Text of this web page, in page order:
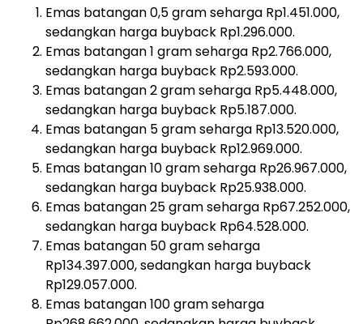
Emas batangan 0,5 gram seharga Rp1.451.000,
sedangkan harga buyback Rp1.296.000.
Emas batangan 1 gram seharga Rp2.766.000,
sedangkan harga buyback Rp2.593.000.
Emas batangan 2 gram seharga Rp5.448.000,
sedangkan harga buyback Rp5.187.000.
Emas batangan 5 gram seharga Rp13.520.000,
sedangkan harga buyback Rp12.969.000.
Emas batangan 10 gram seharga Rp26.967.000,
sedangkan harga buyback Rp25.938.000.
Emas batangan 25 gram seharga Rp67.252.000,
sedangkan harga buyback Rp64.528.000.
Emas batangan 50 gram seharga
Rp134.397.000, sedangkan harga buyback
Rp129.057.000.
Emas batangan 100 gram seharga